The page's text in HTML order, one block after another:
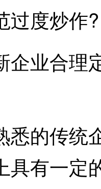
度炒作?
业合理
的传统
具有一定